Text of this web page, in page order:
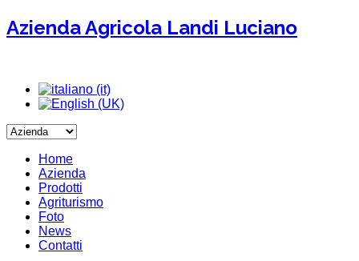
Azienda Agricola Landi Luciano
Home
Azienda
Prodotti
Agriturismo
Foto
News
Contatti